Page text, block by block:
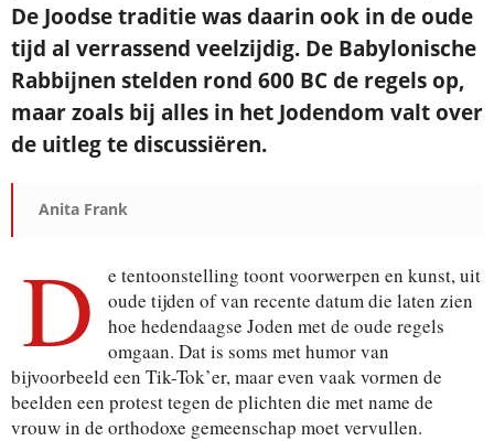
De Joodse traditie was daarin ook in de oude
tijd al verrassend veelzijdig. De Babylonische
Rabbijnen stelden rond 600 BC de regels op,
maar zoals bij alles in het Jodendom valt over
de uitleg te discussiëren.
Anita Frank
D
e tentoonstelling toont voorwerpen en kunst, uit
oude tijden of van recente datum die laten zien
hoe hedendaagse Joden met de oude regels
omgaan. Dat is soms met humor van
bijvoorbeeld een Tik-Tok’er, maar even vaak vormen de
beelden een protest tegen de plichten die met name de
vrouw in de orthodoxe gemeenschap moet vervullen.